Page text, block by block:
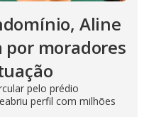
Aline
por moradores
pelo prédio
perfil com milhões